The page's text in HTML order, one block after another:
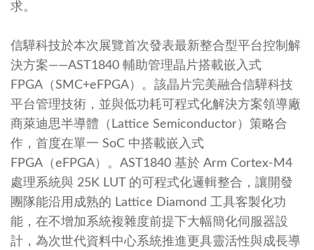
求。
信驊科技於本次展覽首次發表最新整合型平台控制解
決方案——AST1840 輔助管理晶片搭載嵌入式
FPGA（SMC+eFPGA）。該晶片完美融合信驊科技
平台管理技術，並與低功耗可程式化解決方案領導廠
商萊迪思半導體（Lattice Semiconductor）策略合
作，首度在單一 SoC 中搭載嵌入式
FPGA（eFPGA）。AST1840 基於 Arm Cortex-M4
處理系統與 25K LUT 的可程式化邏輯整合，讓開發
團隊能沿用成熟的 Lattice Diamond 工具客製化功
能，在不增加系統複雜度前提下大幅簡化伺服器設
計，為次世代資料中心系統推進更具靈活性與成長導